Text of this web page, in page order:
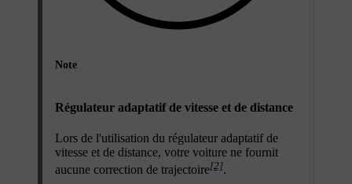
Note
Régulateur adaptatif de vitesse et de distance
Lors de l'utilisation du régulateur adaptatif de
vitesse et de distance, votre voiture ne fournit
aucune correction de trajectoire[2].